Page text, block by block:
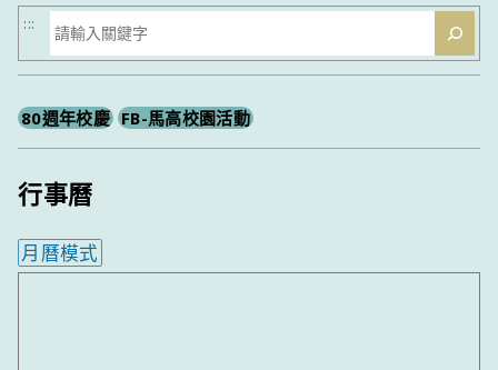
搜
尋
:::
80週年校慶 FB-馬高校園活動
行事曆
月曆模式